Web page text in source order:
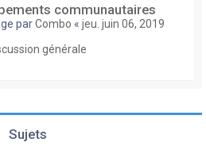
communautaires
parCombo « jeu. juin 06, 2019
générale
Sujets